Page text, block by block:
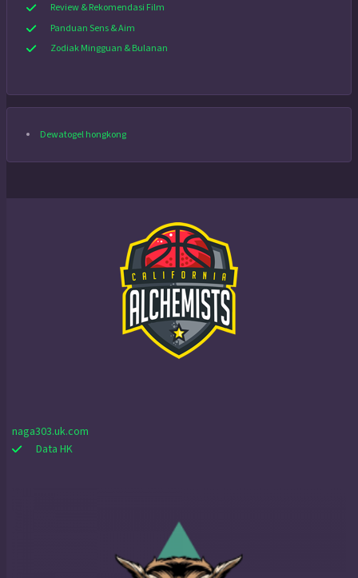
Review & Rekomendasi Film
Panduan Sens & Aim
Zodiak Mingguan & Bulanan
Dewatogel hongkong
naga303.uk.com
Data HK